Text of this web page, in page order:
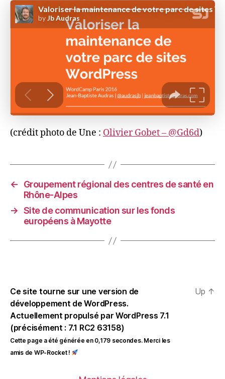
(crédit photo de Une : Olivier Gobet – @Gd6d)
←
Groupement régional des centres de santé en
Rhône-Alpes
→ Site de communication sur les fonds
européens à Mayotte
Ce site tourne sur une version de
développement de WordPress.
Actuellement propulsé par WordPress 7.1
(précisément : 7.1 RC2 63158)
Cette page a été générée en 0,179 secondes. Merci les
amis de WP-Rocket !
Up ↑